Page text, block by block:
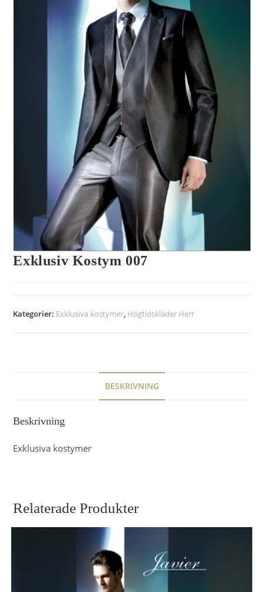
Exklusiv Kostym 007
Kategorier: Exklusiva kostymer, Högtidskläder Herr
BESKRIVNING
Beskrivning
Exklusiva kostymer
Relaterade Produkter